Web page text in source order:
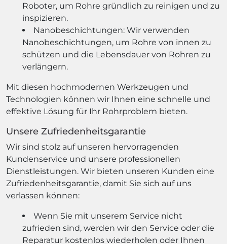
Roboter, um Rohre gründlich zu reinigen und zu
inspizieren.
Nanobeschichtungen: Wir verwenden
Nanobeschichtungen, um Rohre von innen zu
schützen und die Lebensdauer von Rohren zu
verlängern.
Mit diesen hochmodernen Werkzeugen und
Technologien können wir Ihnen eine schnelle und
effektive Lösung für Ihr Rohrproblem bieten.
Unsere Zufriedenheitsgarantie
Wir sind stolz auf unseren hervorragenden
Kundenservice und unsere professionellen
Dienstleistungen. Wir bieten unseren Kunden eine
Zufriedenheitsgarantie, damit Sie sich auf uns
verlassen können:
Wenn Sie mit unserem Service nicht
zufrieden sind, werden wir den Service oder die
Reparatur kostenlos wiederholen oder Ihnen